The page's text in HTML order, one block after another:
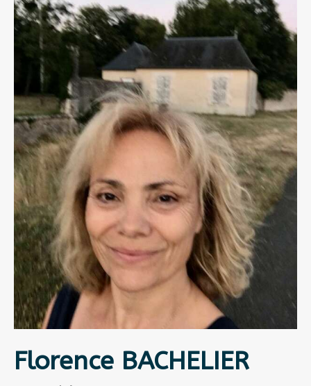
Florence BACHELIER